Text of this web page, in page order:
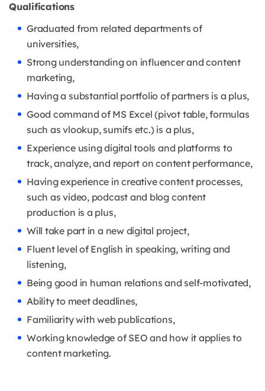
Qualifications
Graduated from related departments of
universities,
Strong understanding on influencer and content
marketing,
Having a substantial portfolio of partners is a plus,
Good command of MS Excel (pivot table, formulas
such as vlookup, sumifs etc.) is a plus,
Experience using digital tools and platforms to
track, analyze, and report on content performance,
Having experience in creative content processes,
such as video, podcast and blog content
production is a plus,
Will take part in a new digital project,
Fluent level of English in speaking, writing and
listening,
Being good in human relations and self-motivated,
Ability to meet deadlines,
Familiarity with web publications,
Working knowledge of SEO and how it applies to
content marketing.